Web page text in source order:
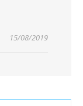
15/08/2019